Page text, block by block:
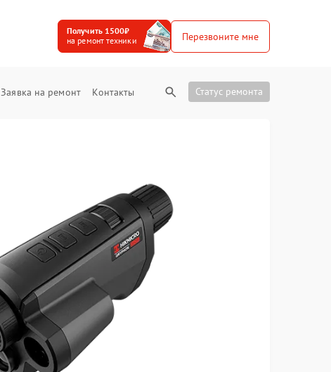
Получить 1500₽
на ремонт техники
Перезвоните мне
Заявка на ремонт Контакты Статус ремонта